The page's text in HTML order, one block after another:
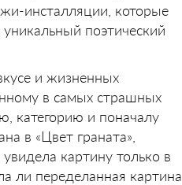
инсталляции, которые
поэтический
и жизненных
в самых страшных
категорию и поначалу
в «Цвет граната»,
картину только в
ли переделанная картина